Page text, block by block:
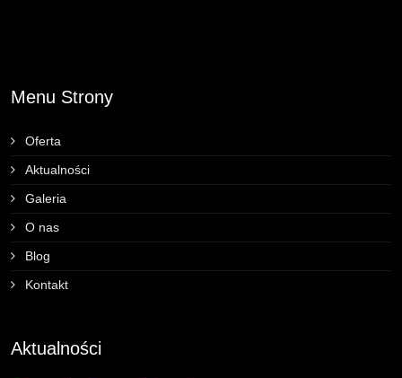
Menu Strony
Oferta
Aktualności
Galeria
O nas
Blog
Kontakt
Aktualności